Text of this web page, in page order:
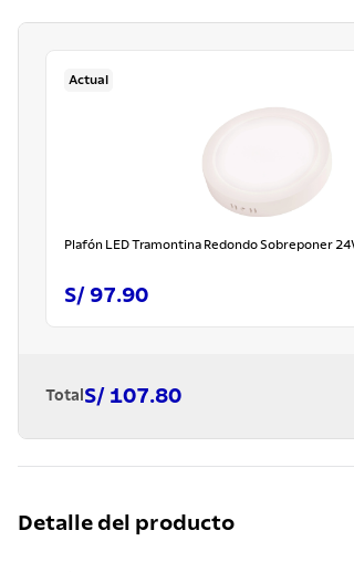
Actual
Plafón LED Tramontina Redondo Sobreponer
S/ 97.90
Total S/ 107.80
Detalle del producto